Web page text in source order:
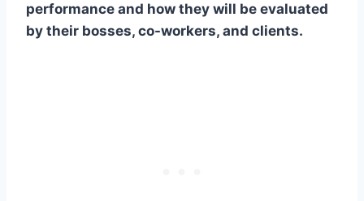
performance and how they will be evaluated
by their bosses, co-workers, and clients.